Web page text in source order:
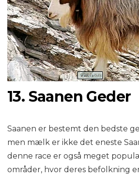
13. Saanen Geder
Saanen er bestemt den bedste
men mælk er ikke det eneste
denne race er også meget
områder, hvor deres befolkning